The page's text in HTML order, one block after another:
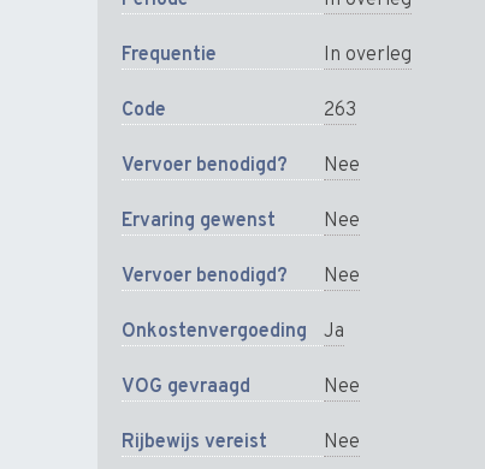
Frequentie In overleg
Code 263
Vervoer benodigd? Nee
Ervaring gewenst Nee
Vervoer benodigd? Nee
Onkostenvergoeding Ja
VOG gevraagd Nee
Rijbewijs vereist Nee